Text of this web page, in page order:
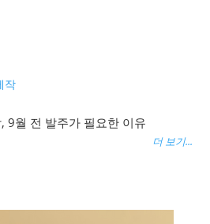
9월 전 발주가 필요한 이유
더 보기...